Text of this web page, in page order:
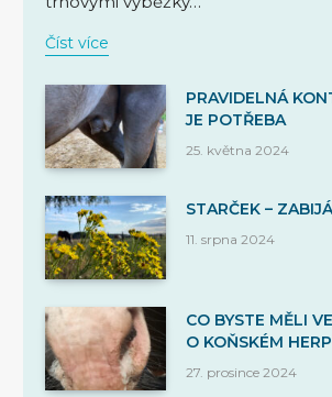
Číst více
PRAVIDELNÁ
JE POTŘEBA
25. května 2024
STARČEK –
11. srpna 2024
CO BYSTE MĚLI
O KOŇSKÉM
27. prosince 2024